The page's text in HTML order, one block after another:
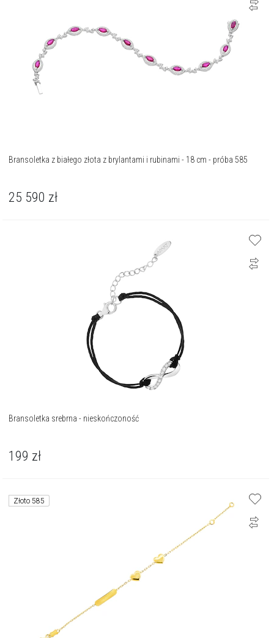
Bransoletka z białego złota z brylantami i rubinami - 18 cm - próba 585
25 590 zł
Bransoletka srebrna - nieskończoność
199 zł
Złoto 585